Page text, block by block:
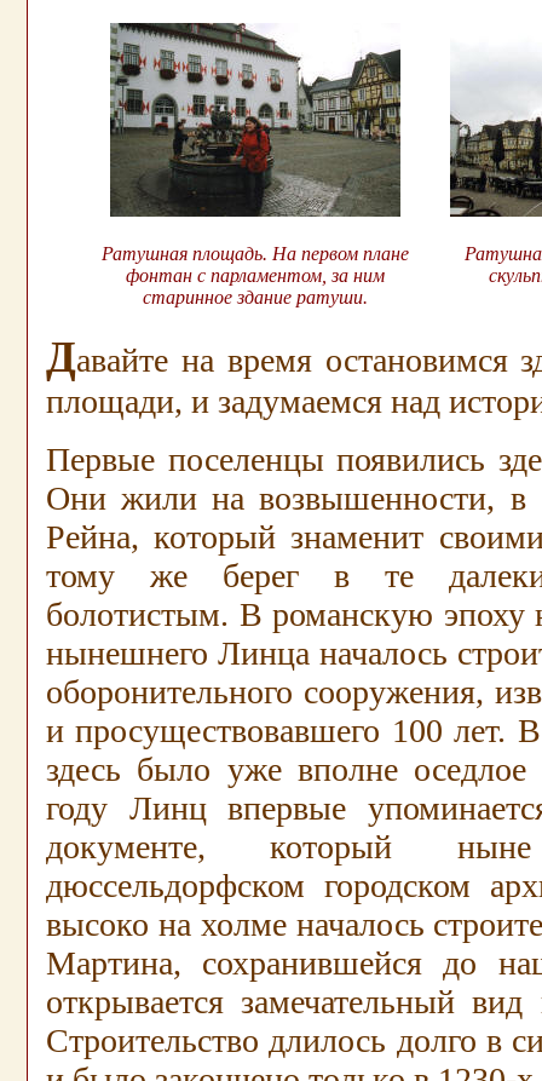
Ратушная площадь. На первом плане
фонтан с парламентом, за ним
старинное здание ратуши.
Давайте на время остановимся
площади, и задумаемся над
Первые поселенцы появились
Они жили на возвышенности, в
Рейна, который знаменит
тому же берег в те
болотистым. В романскую эпоху
нынешнего Линца началось
оборонительного сооружения,
и просуществовавшего 100 лет.
здесь было уже вполне
году Линц впервые
документе, который
дюссельдорфском городском
высоко на холме началось
Мартина, сохранившейся до
открывается замечательный
Строительство длилось долго в